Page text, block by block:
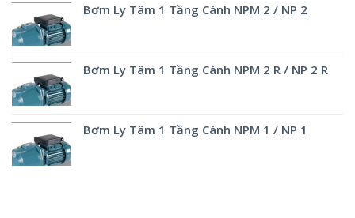
Bơm Ly Tâm 1 Tầng Cánh NPM 2 / NP 2
Bơm Ly Tâm 1 Tầng Cánh NPM 2 R / NP 2 R
Bơm Ly Tâm 1 Tầng Cánh NPM 1 / NP 1